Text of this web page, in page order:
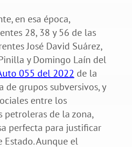
en esa época,
28, 38 y 56 de las
José David Suárez,
y Domingo Laín del
055 del 2022 de la
de grupos subversivos, y
entre los
petroleras de la zona,
perfecta para justificar
Estado. Aunque el